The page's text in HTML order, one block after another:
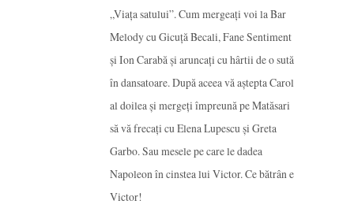
„Viața satului”. Cum mergeați voi la Bar
Melody cu Gicuță Becali, Fane Sentiment
și Ion Carabă și aruncați cu hârtii de o sută
în dansatoare. După aceea vă aștepta Carol
al doilea și mergeți împreună pe Matăsari
să vă frecați cu Elena Lupescu și Greta
Garbo. Sau mesele pe care le dadea
Napoleon în cinstea lui Victor. Ce bătrân e
Victor!